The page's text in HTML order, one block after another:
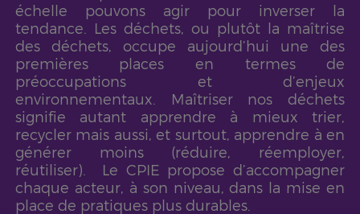
échelle pouvons agir pour inverser la
tendance.
Les déchets, ou plutôt la maîtrise
des déchets, occupe aujourd’hui une des
premières places en termes de
préoccupations et d’enjeux
environnementaux. Maîtriser nos déchets
signifie autant apprendre à mieux trier,
recycler mais aussi, et surtout, apprendre à en
générer moins (réduire, réemployer,
réutiliser).
Le CPIE propose d’accompagner
chaque acteur, à son niveau, dans la mise en
place de pratiques plus durables.